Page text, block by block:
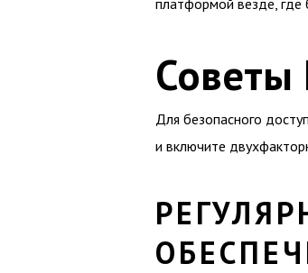
платформой везде, где
Советы
Для безопасного
и включите